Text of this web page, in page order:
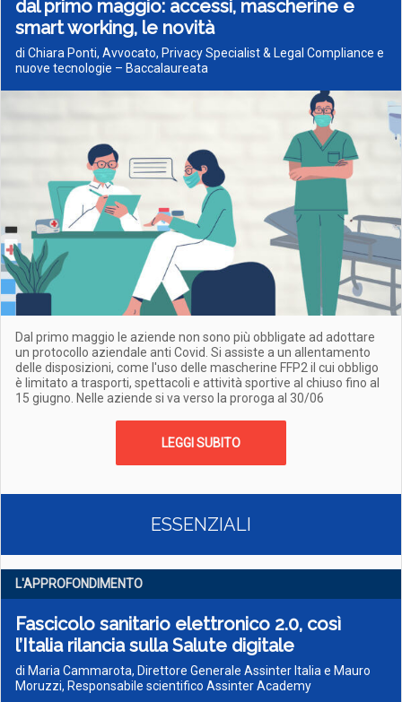
dal primo maggio: accessi, mascherine e
smart working, le novità
di Chiara Ponti, Avvocato, Privacy Specialist & Legal Compliance e
nuove tecnologie – Baccalaureata
Dal primo maggio le aziende non sono più obbligate ad adottare
un protocollo aziendale anti Covid. Si assiste a un allentamento
delle disposizioni, come l'uso delle mascherine FFP2 il cui obbligo
è limitato a trasporti, spettacoli e attività sportive al chiuso fino al
15 giugno. Nelle aziende si va verso la proroga al 30/06
LEGGI SUBITO
ESSENZIALI
L'APPROFONDIMENTO
Fascicolo sanitario elettronico 2.0, così
l’Italia rilancia sulla Salute digitale
di Maria Cammarota, Direttore Generale Assinter Italia e Mauro
Moruzzi, Responsabile scientifico Assinter Academy